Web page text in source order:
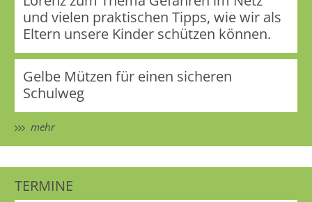
und vielen praktischen Tipps, wie wir als
Eltern unsere Kinder schützen können.
Gelbe Mützen für einen sicheren
Schulweg
mehr
TERMINE